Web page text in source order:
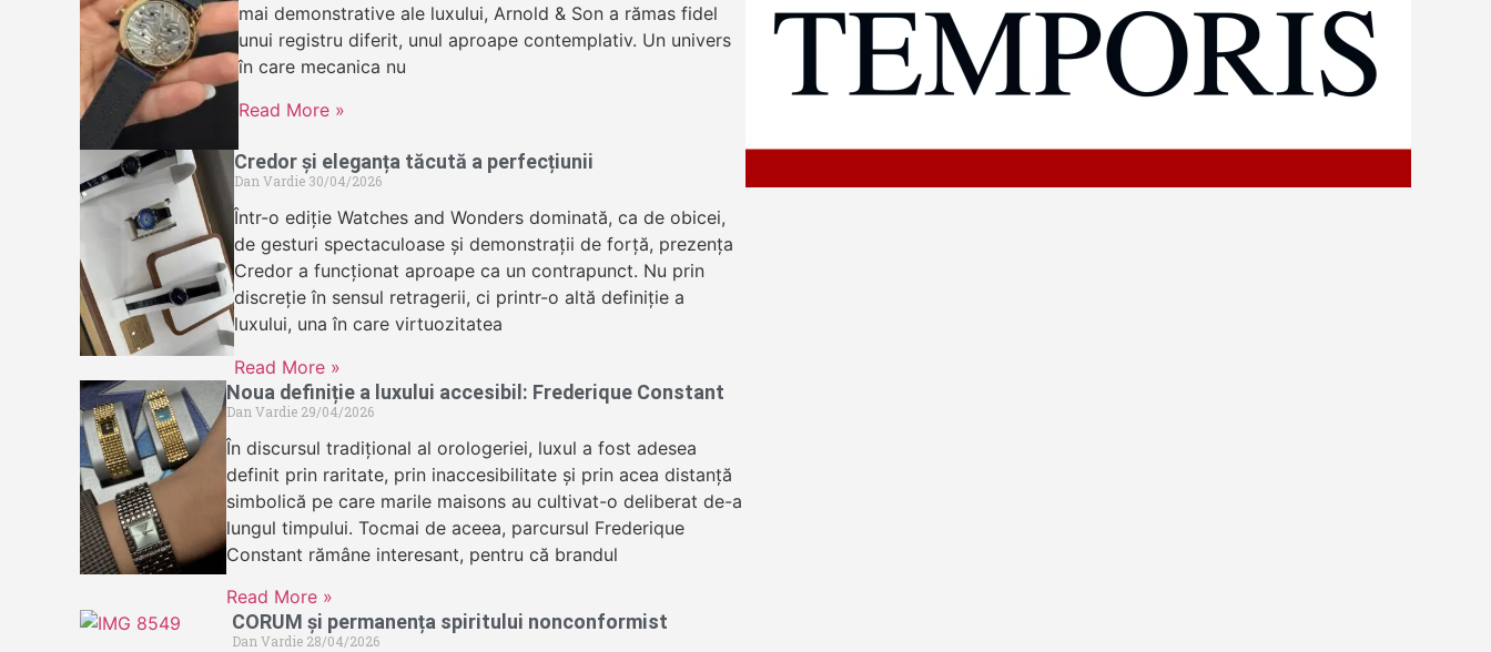
mai demonstrative ale luxului, Arnold & Son a rămas fidel
unui registru diferit, unul aproape contemplativ. Un univers
în care mecanica nu
Read More »
Credor și eleganța tăcută a perfecțiunii
Dan Vardie 30/04/2026
Într-o ediție Watches and Wonders dominată, ca de obicei,
de gesturi spectaculoase și demonstrații de forță, prezența
Credor a funcționat aproape ca un contrapunct. Nu prin
discreție în sensul retragerii, ci printr-o altă definiție a
luxului, una în care virtuozitatea
Read More »
Noua definiție a luxului accesibil: Frederique Constant
Dan Vardie 29/04/2026
În discursul tradițional al orologeriei, luxul a fost adesea
definit prin raritate, prin inaccesibilitate și prin acea distanță
simbolică pe care marile maisons au cultivat-o deliberat de-a
lungul timpului. Tocmai de aceea, parcursul Frederique
Constant rămâne interesant, pentru că brandul
Read More »
CORUM și permanența spiritului nonconformist
Dan Vardie 28/04/2026